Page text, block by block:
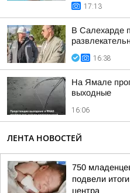
17:13
В Салехарде
16:38
На Ямале
выходные
16:06
ЛЕНТА НОВОСТЕЙ
750
подвели
центра